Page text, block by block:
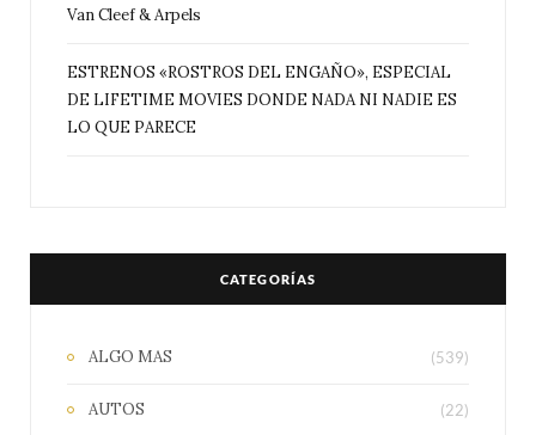
Van Cleef & Arpels
ESTRENOS «ROSTROS DEL ENGAÑO», ESPECIAL
DE LIFETIME MOVIES DONDE NADA NI NADIE ES
LO QUE PARECE
CATEGORÍAS
ALGO MAS (539)
AUTOS (22)